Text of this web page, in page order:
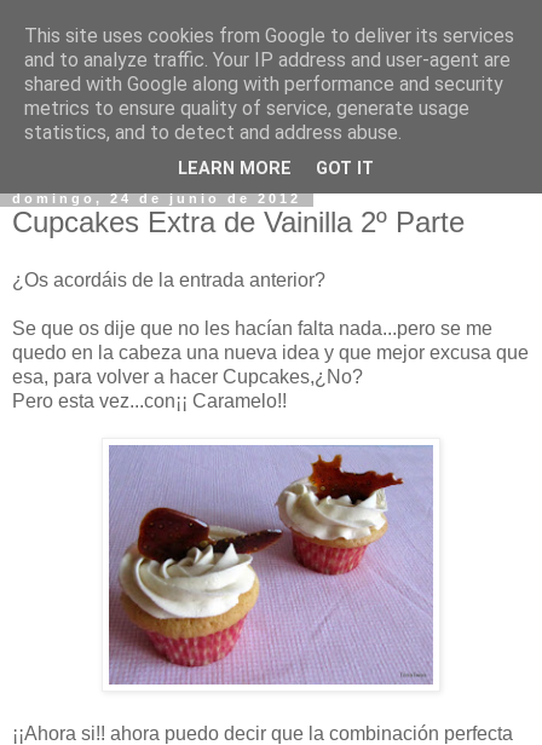
domingo, 24 de junio de 2012
Cupcakes Extra de Vainilla 2º Parte
¿Os acordáis de la entrada anterior?
Se que os dije que no les hacían falta nada...pero se me
quedo en la cabeza una nueva idea y que mejor excusa que
esa, para volver a hacer Cupcakes,¿No?
Pero esta vez...con¡¡ Caramelo!!
¡¡Ahora si!! ahora puedo decir que la combinación perfecta
This site uses cookies from Google to deliver its services
and to analyze traffic. Your IP address and user-agent are
shared with Google along with performance and security
metrics to ensure quality of service, generate usage
statistics, and to detect and address abuse.
LEARN MORE GOT IT